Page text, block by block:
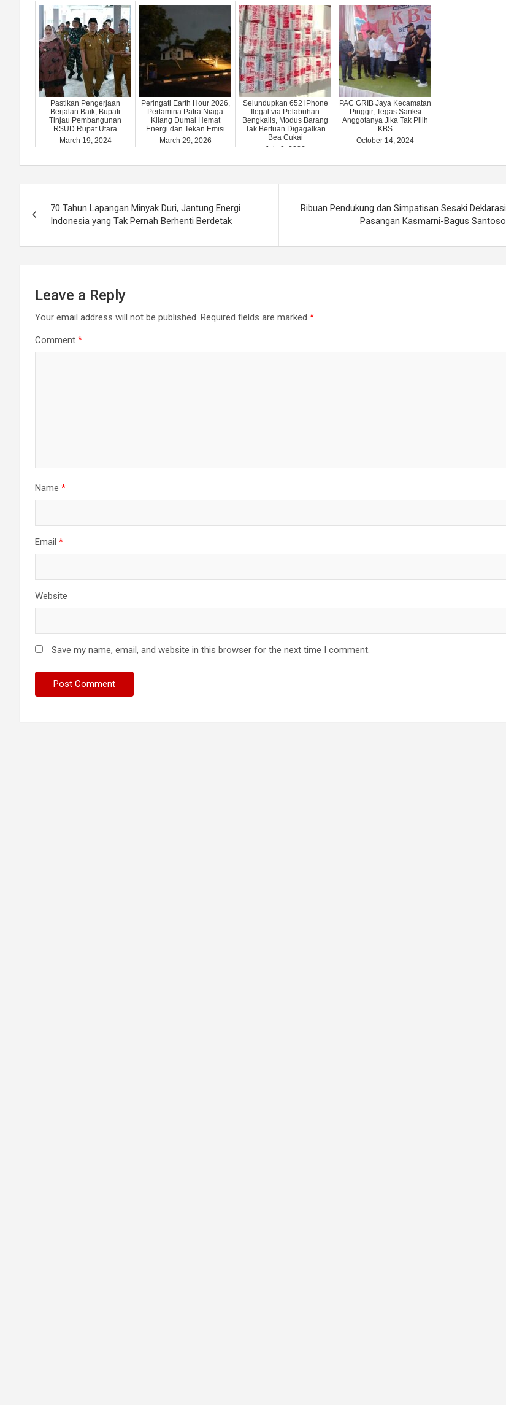
Pastikan Pengerjaan
Berjalan Baik, Bupati
Tinjau Pembangunan
RSUD Rupat Utara
March 19, 2024
Peringati Earth Hour 2026,
Pertamina Patra Niaga
Kilang Dumai Hemat
Energi dan Tekan Emisi
March 29, 2026
Selundupkan 652 iPhone
Ilegal via Pelabuhan
Bengkalis, Modus Barang
Tak Bertuan Digagalkan
Bea Cukai
July 9, 2026
PAC GRIB Jaya Kecamatan
Pinggir, Tegas Sanksi
Anggotanya Jika Tak Pilih
KBS
October 14, 2024
navigation
70 Tahun Lapangan Minyak Duri, Jantung Energi
Indonesia yang Tak Pernah Berhenti Berdetak
Ribuan Pendukung dan Simpatisan Sesaki Deklarasi
Pasangan Kasmarni-Bagus Santoso
Leave a Reply
Your email address will not be published. Required fields are marked *
Comment *
Name *
Email *
Website
Save my name, email, and website in this browser for the next time I comment.